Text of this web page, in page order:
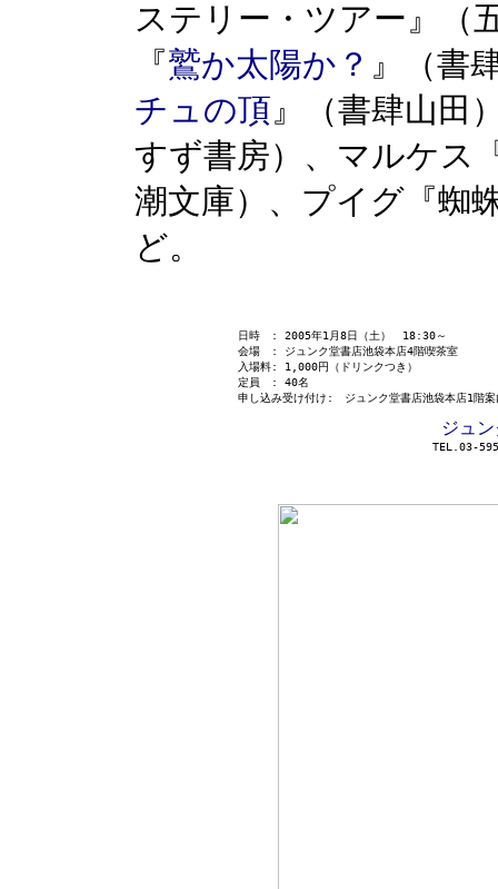
ステリー・ツアー』（
『鷲か太陽か？ 』（書
チュの頂 』（書肆山田
すず書房）、マルケス
潮文庫）、プイグ『蜘
ど。
日時 : 2005年1月8日（土） 18:30～
会場 : ジュンク堂書店池袋本店4階喫茶室
入場料: 1,000円（ドリンクつき）
定員 : 40名
申し込み受け付け: ジュンク堂書店池袋本店1階案
ジュ
TEL.03-